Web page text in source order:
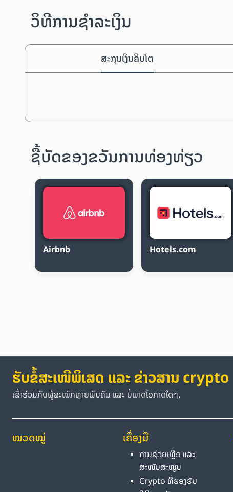
ວິທີການຊຳລະເງິນ
ສະກຸນເງິນຄິບໂຕ
ຊື້ບັດຂອງຂວັນການທ່ອງທ່ຽວ
Airbnb Hotels.com
ຮັບຂໍ້ສະເໜີພິເສດ ແລະ ຂ່າວສານ crypto
ເຂົ້າຮ່ວມກັບຜູ້ສະໝັກຫຼາຍພັນຄົນ ແລະ ບໍ່ພາດໂອກາດໃດໆ.
ໝວດໝູ່ ເຄື່ອງມື
ການຊ່ວຍເຫຼືອ ແລະ
ສະໜັບສະໜູນ
Crypto ທີ່ຮອງຮັບ